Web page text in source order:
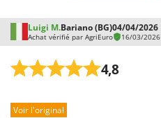
Luigi M.Bariano (BG)04/04/2026
Achat vérifié par AgriEuro 16/03/2026
4,8
Prestations
Voir l'original